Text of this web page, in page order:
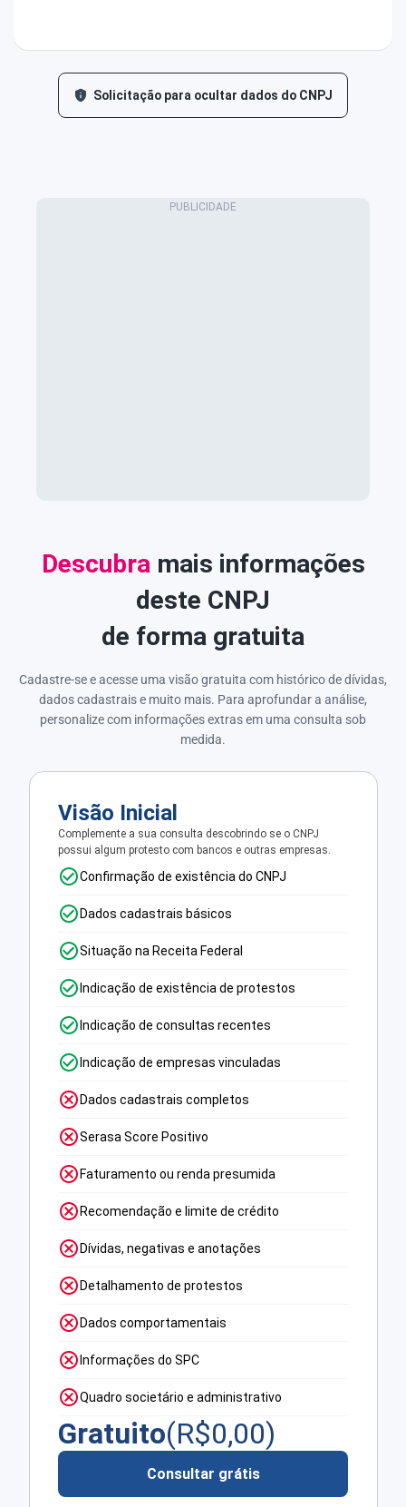
Solicitação para ocultar dados do CNPJ
Descubra mais informações
deste CNPJ
de forma gratuita
Cadastre-se e acesse uma visão gratuita com histórico de dívidas,
dados cadastrais e muito mais. Para aprofundar a análise,
personalize com informações extras em uma consulta sob
medida.
Visão Inicial
Complemente a sua consulta descobrindo se o CNPJ
possui algum protesto com bancos e outras empresas.
Confirmação de existência do CNPJ
Dados cadastrais básicos
Situação na Receita Federal
Indicação de existência de protestos
Indicação de consultas recentes
Indicação de empresas vinculadas
Dados cadastrais completos
Serasa Score Positivo
Faturamento ou renda presumida
Recomendação e limite de crédito
Dívidas, negativas e anotações
Detalhamento de protestos
Dados comportamentais
Informações do SPC
Quadro societário e administrativo
Gratuito(R$0,00)
Consultar grátis